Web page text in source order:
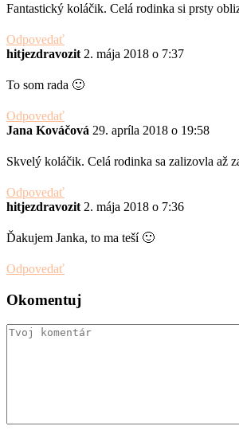
Fantastický koláčik. Celá rodinka si prsty
Odpovedať
hitjezdravozit 2. mája 2018 o 7:37
To som rada 🙂
Odpovedať
Jana Kováčová 29. apríla 2018 o 19:58
Skvelý koláčik. Celá rodinka sa zalizovla až
Odpovedať
hitjezdravozit 2. mája 2018 o 7:36
Ďakujem Janka, to ma teší 🙂
Odpovedať
Okomentuj